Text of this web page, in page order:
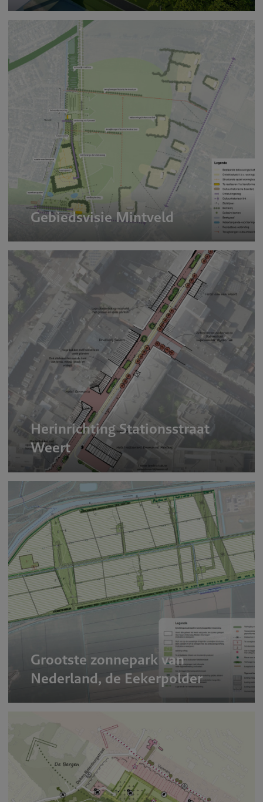
Gebiedsvisie Mintveld
Herinrichting Stationsstraat
Weert
Grootste zonnepark van
Nederland, de Eekerpolder